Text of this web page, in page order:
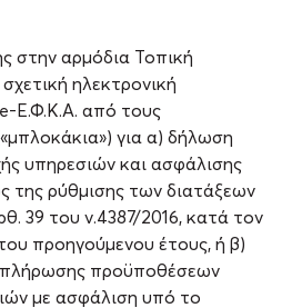
στην αρμόδια Τοπική
ηλεκτρονική
Ε.Φ.Κ.Α. από τους
για α) δήλωση
υπηρεσιών και ασφάλισης
της ρύθμισης των διατάξεων
39 του ν.4387/2016, κατά τον
προηγούμενου έτους, ή β)
προϋποθέσεων
με ασφάλιση υπό το